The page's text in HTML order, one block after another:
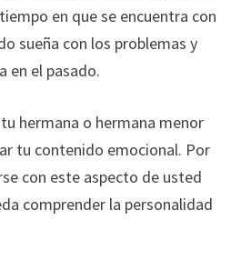
en que se encuentra con
sueña con los problemas y
en el pasado.
hermana o hermana menor
tu contenido emocional. Por
con este aspecto de usted
comprender la personalidad